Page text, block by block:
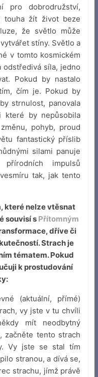
pro dobrodružství,
žít život beze
že světlo může
stíny. Světlo a
v tomto kosmickém
odstředivá síla, jedno
Pokud by nastalo
čím je. Pokud by
strnulost, panovala
které by nepůsobila
pohyb, proud
fantastický příslib
silami panuje
impulsů
tak, jak tento
které nelze vtěsnat
souvisí s Přítomným
dříve či
Strach je
tématem. Pokud
k prostudování
(aktuální, přímé)
vy jste v tu chvíli
mít neodbytný
začněte tento strach
Vy jste se stal tím
stranou, a dívá se,
strachu, jímž právě